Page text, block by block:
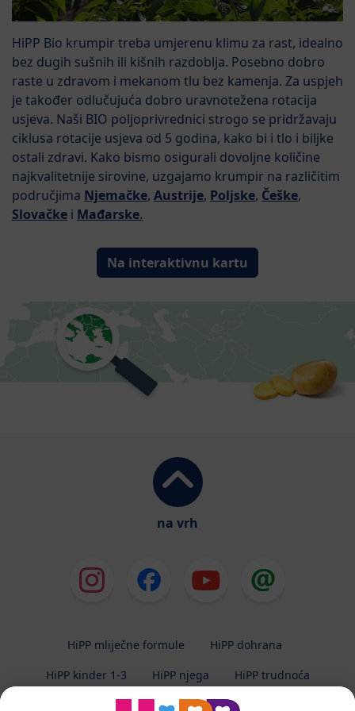
HiPP Bio krumpir treba umjerenu klimu za rast, idealno
bez dugih sušnih ili kišnih razdoblja. Posebno dobro
raste u zdravom i mekanom tlu bez kamenja. Za uspjeh
je također odlučujuća dobro uravnotežena rotacija
usjeva. Naši BIO poljoprivrednici strogo se pridržavaju
ciklusa rotacije usjeva od 5 godina, kako bi i tlo i biljke
ostali zdravi. Kako bismo osigurali dovoljne količine
najkvalitetnije sirovine, uzgajamo krumpir na različitim
područjima Njemačke, Austrije, Poljske, Češke,
Slovačke i Mađarske.
Na interaktivnu kartu
na vrh
HiPP mliječne formule
HiPP dohrana
HiPP kinder 1-3
HiPP njega HiPP trudnoća